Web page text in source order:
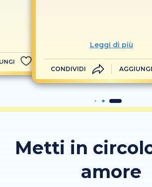
Leggi di più
CONDIVIDI AGGIUNGI
Metti in
amore